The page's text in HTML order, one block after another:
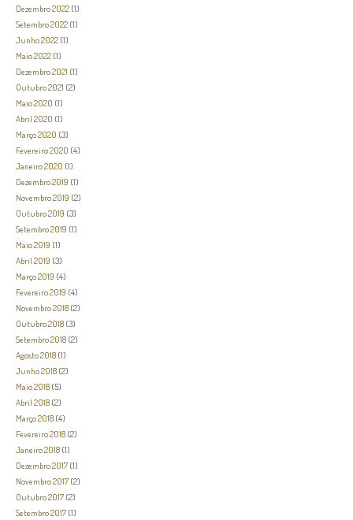
Dezembro 2022 (1)
Setembro 2022 (1)
Junho 2022 (1)
Maio 2022 (1)
Dezembro 2021 (1)
Outubro 2021 (2)
Maio 2020 (1)
Abril 2020 (1)
Março 2020 (3)
Fevereiro 2020 (4)
Janeiro 2020 (1)
Dezembro 2019 (1)
Novembro 2019 (2)
Outubro 2019 (3)
Setembro 2019 (1)
Maio 2019 (1)
Abril 2019 (3)
Março 2019 (4)
Fevereiro 2019 (4)
Novembro 2018 (2)
Outubro 2018 (3)
Setembro 2018 (2)
Agosto 2018 (1)
Junho 2018 (2)
Maio 2018 (5)
Abril 2018 (2)
Março 2018 (4)
Fevereiro 2018 (2)
Janeiro 2018 (1)
Dezembro 2017 (1)
Novembro 2017 (2)
Outubro 2017 (2)
Setembro 2017 (1)